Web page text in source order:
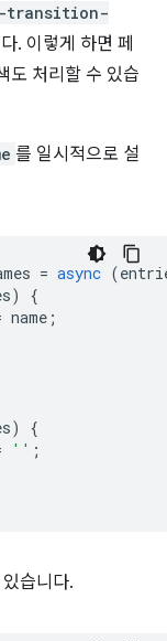
transition-
. 이렇게 하면 페
도 처리할 수 있습
를 일시적으로 설
= async (
)
{
name ;
)
{
'' ;
습니다.